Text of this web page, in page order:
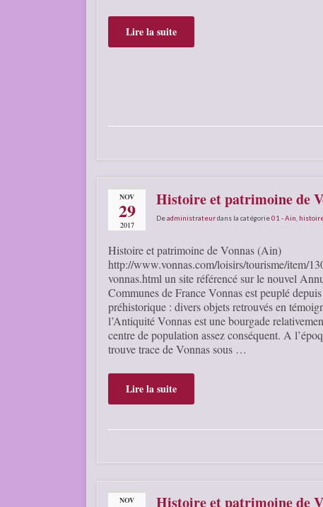
Lire la suite
NOV
29
2017
Histoire et patrimoine de
Deadministrateurdans la catégorie01 - Ain
Histoire et patrimoine de Vonnas (Ain)
http://www.vonnas.com/loisirs/tourisme/item/
vonnas.html un site référencé sur le nouvel
Communes de France Vonnas est peuplé
préhistorique : divers objets retrouvés en
l’Antiquité Vonnas est une bourgade
centre de population assez conséquent. A
trouve trace de Vonnas sous …
Lire la suite
NOV Histoire et patrimoine de